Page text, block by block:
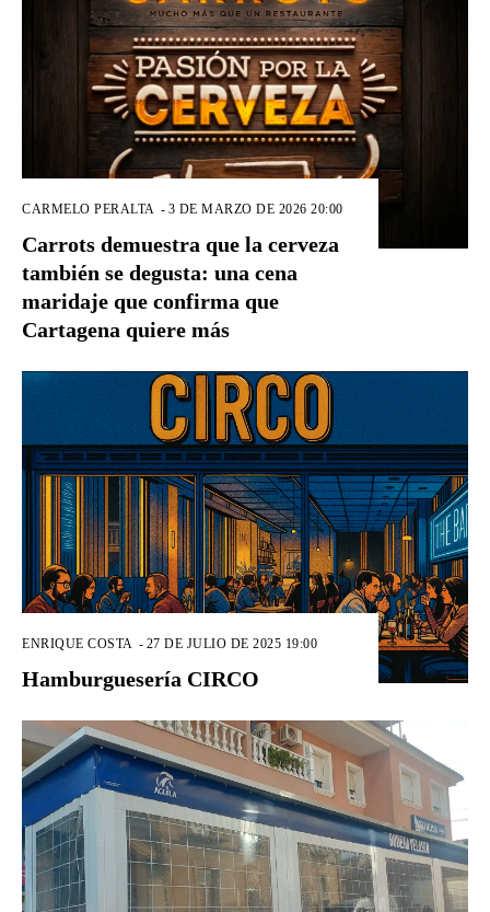
CARMELO PERALTA - 3 DE MARZO DE 2026 20:00
Carrots demuestra que la cerveza
también se degusta: una cena
maridaje que confirma que
Cartagena quiere más
ENRIQUE COSTA - 27 DE JULIO DE 2025 19:00
Hamburguesería CIRCO